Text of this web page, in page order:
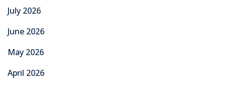
July 2026
June 2026
May 2026
April 2026